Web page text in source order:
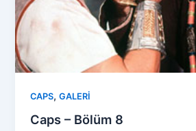
CAPS,GALERİ
Caps – Bölüm 8